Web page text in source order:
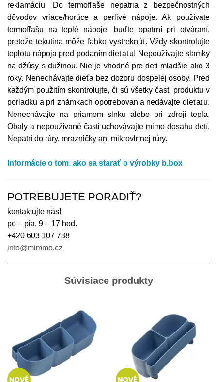
reklamáciu. Do termofľaše nepatria z bezpečnostných
dôvodov vriace/horúce a perlivé nápoje. Ak používate
termofľašu na teplé nápoje, buďte opatrní pri otváraní,
pretože tekutina môže ľahko vystreknúť. Vždy skontrolujte
teplotu nápoja pred podaním dieťaťu! Nepoužívajte slamky
na džúsy s dužinou. Nie je vhodné pre deti mladšie ako 3
roky. Nenechávajte dieťa bez dozoru dospelej osoby. Pred
každým použitím skontrolujte, či sú všetky časti produktu v
poriadku a pri známkach opotrebovania nedávajte dieťaťu.
Nenechávajte na priamom slnku alebo pri zdroji tepla.
Obaly a nepoužívané časti uchovávajte mimo dosahu detí.
Nepatrí do rúry, mrazničky ani mikrovlnnej rúry.
Informácie o tom, ako sa starať o výrobky b.box
POTREBUJETE PORADIŤ?
kontaktujte nás!
po – pia, 9 – 17 hod.
+420 603 107 788
info@mimmo.cz
Súvisiace produkty